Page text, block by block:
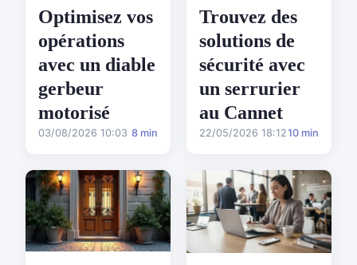
Optimisez vos
opérations
avec un diable
gerbeur
motorisé
03/08/2026 10:03 8 min
Trouvez des
solutions de
sécurité avec
un serrurier
au Cannet
22/05/2026 18:1210 min